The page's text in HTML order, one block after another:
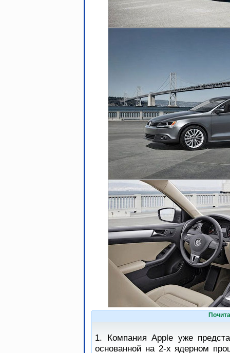
1. Компания Apple уже
основанной на 2-х ядерном